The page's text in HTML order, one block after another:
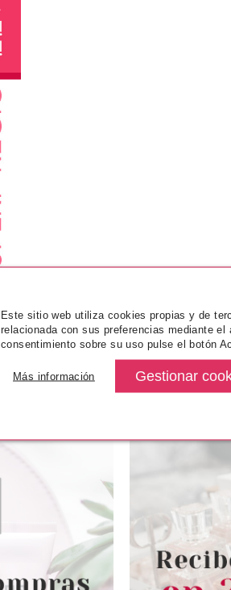
Este sitio web utiliza cookies propias y de
relacionada con sus preferencias mediante
consentimiento sobre su uso pulse el botón
Más información